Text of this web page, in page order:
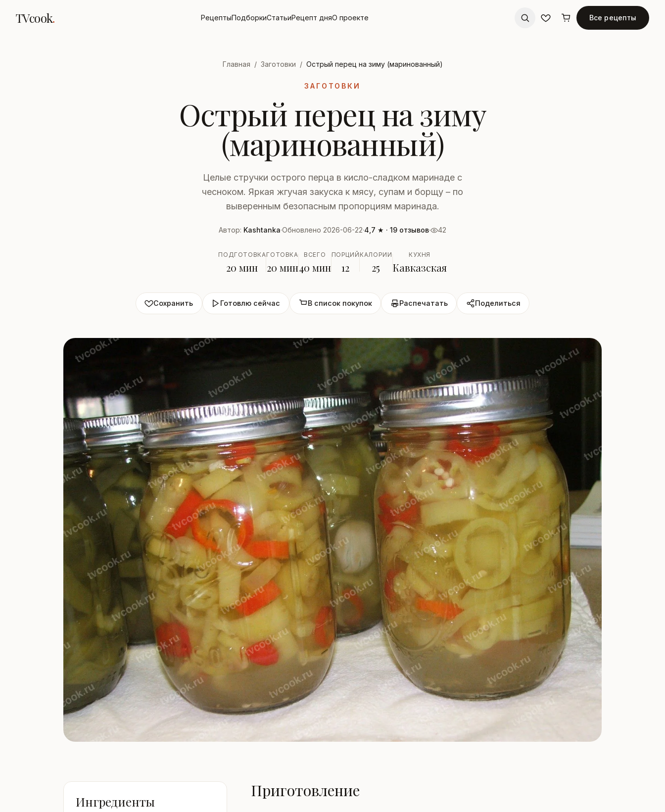
TVcook. РецептыПодборкиСтатьиРецепт дняО проекте Все рецепты
Главная / Заготовки / Острый перец на зиму (маринованный)
ЗАГОТОВКИ
Острый перец на зиму
(маринованный)
Целые стручки острого перца в кисло-сладком маринаде с
чесноком. Яркая жгучая закуска к мясу, супам и борщу – по
выверенным безопасным пропорциям маринада.
Автор: Kashtanka·Обновлено 2026-06-22·4,7 ★ · 19 отзывов· 42
ПОДГОТОВКА
20 мин
ГОТОВКА
20 мин
ВСЕГО
40 мин
ПОРЦИЙ
12
КАЛОРИИ
25
КУХНЯ
Кавказская
Сохранить Готовлю сейчас В список покупок Распечатать Поделиться
Ингредиенты
Приготовление